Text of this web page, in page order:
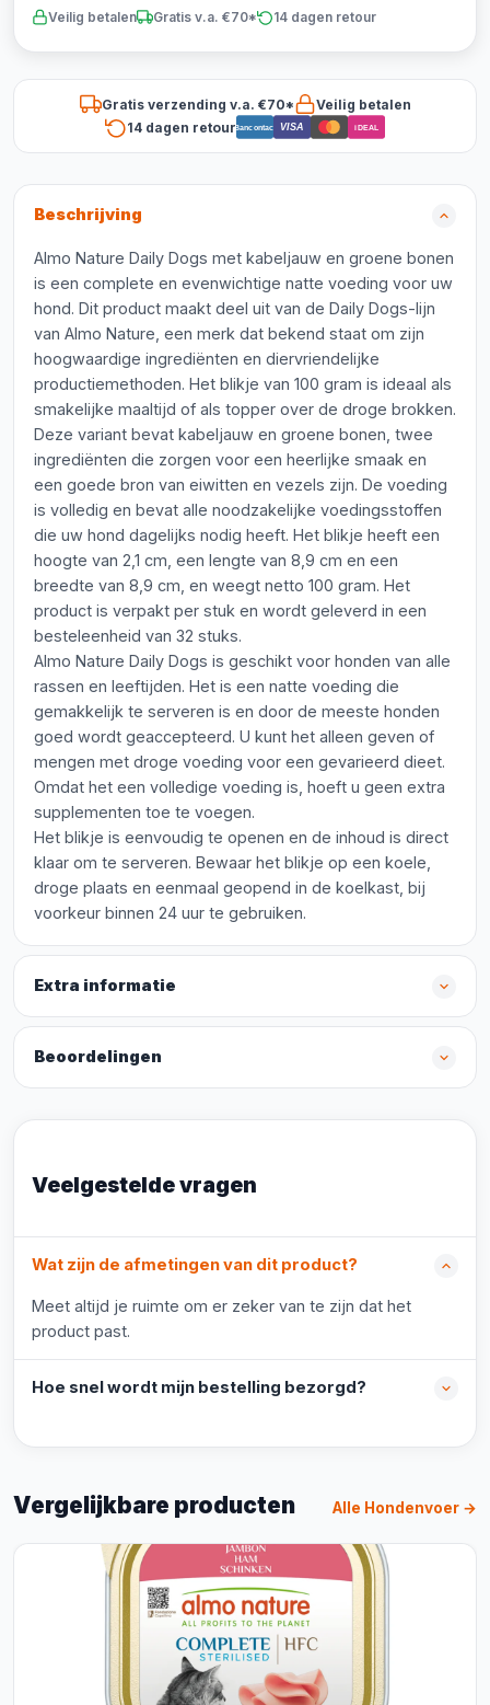
Veilig betalen Gratis v.a. €70* 14 dagen retour
Gratis verzending v.a. €70*
Veilig betalen
14 dagen retourBancontact VISA iDEAL
Beschrijving
Almo Nature Daily Dogs met kabeljauw en groene bonen
is een complete en evenwichtige natte voeding voor uw
hond. Dit product maakt deel uit van de Daily Dogs-lijn
van Almo Nature, een merk dat bekend staat om zijn
hoogwaardige ingrediënten en diervriendelijke
productiemethoden. Het blikje van 100 gram is ideaal als
smakelijke maaltijd of als topper over de droge brokken.
Deze variant bevat kabeljauw en groene bonen, twee
ingrediënten die zorgen voor een heerlijke smaak en
een goede bron van eiwitten en vezels zijn. De voeding
is volledig en bevat alle noodzakelijke voedingsstoffen
die uw hond dagelijks nodig heeft. Het blikje heeft een
hoogte van 2,1 cm, een lengte van 8,9 cm en een
breedte van 8,9 cm, en weegt netto 100 gram. Het
product is verpakt per stuk en wordt geleverd in een
besteleenheid van 32 stuks.
Almo Nature Daily Dogs is geschikt voor honden van alle
rassen en leeftijden. Het is een natte voeding die
gemakkelijk te serveren is en door de meeste honden
goed wordt geaccepteerd. U kunt het alleen geven of
mengen met droge voeding voor een gevarieerd dieet.
Omdat het een volledige voeding is, hoeft u geen extra
supplementen toe te voegen.
Het blikje is eenvoudig te openen en de inhoud is direct
klaar om te serveren. Bewaar het blikje op een koele,
droge plaats en eenmaal geopend in de koelkast, bij
voorkeur binnen 24 uur te gebruiken.
Extra informatie
Beoordelingen
Veelgestelde vragen
Wat zijn de afmetingen van dit product?
Meet altijd je ruimte om er zeker van te zijn dat het
product past.
Hoe snel wordt mijn bestelling bezorgd?
Vergelijkbare producten Alle Hondenvoer →